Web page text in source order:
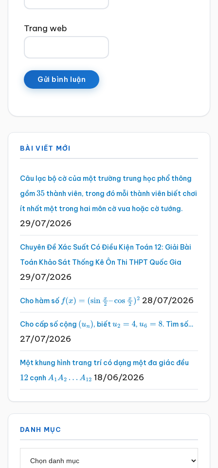
Trang web
Sidebar
chính
BÀI VIẾT MỚI
Câu lạc bộ cờ của một trường trung học phổ thông
gồm35 thành viên, trong đó mỗi thành viên biết chơi
ít nhất một trong hai môn cờ vua hoặc cờ tướng.
29/07/2026
Chuyên Đề Xác Suất Có Điều Kiện Toán 12: Giải Bài
Toán Khảo Sát Thống Kê Ôn Thi THPT Quốc Gia
29/07/2026
Cho hàm số f(x)=(sinx2 –cosx2 )2 28/07/2026
Cho cấp số cộng (un), biếtu2 =4 , u6 =8 . Tìm số…
27/07/2026
Một khung hình trang trí có dạng một đa giác đều
12 cạnh A1A2…A 12 18/06/2026
DANH MỤC